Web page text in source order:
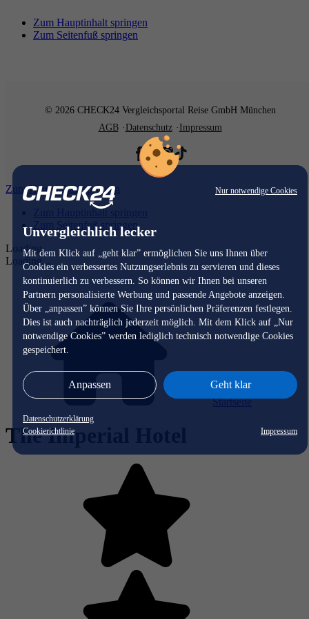
Nur notwendige Cookies
Unvergleichlich lecker
Mit dem Klick auf „geht klar” ermöglichen Sie uns Ihnen über
Cookies ein verbessertes Nutzungserlebnis zu servieren und dieses
kontinuierlich zu verbessern. So können wir Ihnen bei unseren
Partnern personalisierte Werbung und passende Angebote anzeigen.
Über „anpassen” können Sie Ihre persönlichen Präferenzen festlegen.
Dies ist auch nachträglich jederzeit möglich. Mit dem Klick auf „Nur
notwendige Cookies” werden lediglich technisch notwendige Cookies
gespeichert.
Anpassen Geht klar
Datenschutzerklärung
Cookierichtlinie
Impressum
Zum Hauptinhalt springen
Zum Seitenfuß springen
© 2026 CHECK24 Vergleichsportal Reise GmbH München
AGB
Datenschutz Impressum
Zum Hauptinhalt springen
Zum Hauptinhalt springen
Zum Seitenfuß springen
Loading...
Loading...
Startseite
The Imperial Hotel